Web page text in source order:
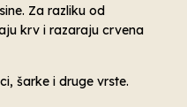
Za razliku od
krv i razaraju crvena
šarke i druge vrste.